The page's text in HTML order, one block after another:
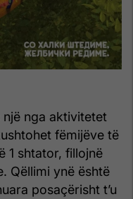
një nga aktivitetet
fëmijëve të
1 shtator, fillojnë
Qëllimi ynë është
posaçërisht t’u